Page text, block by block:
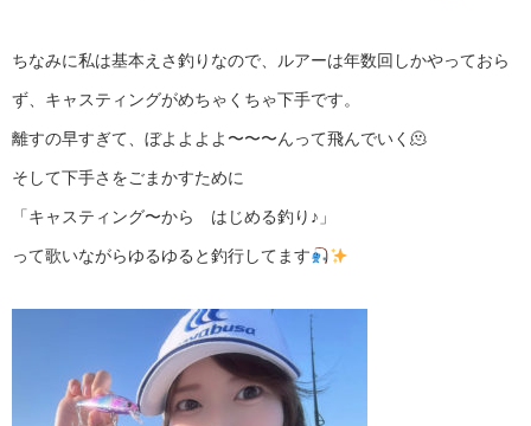
ちなみに私は基本えさ釣りなので、ルアーは年数回しかやっておら
ず、キャスティングがめちゃくちゃ下手です。
離すの早すぎて、ぼよよよよ〜〜〜んって飛んでいく🫠
そして下手さをごまかすために
「キャスティング〜から はじめる釣り♪」
って歌いながらゆるゆると釣行してます